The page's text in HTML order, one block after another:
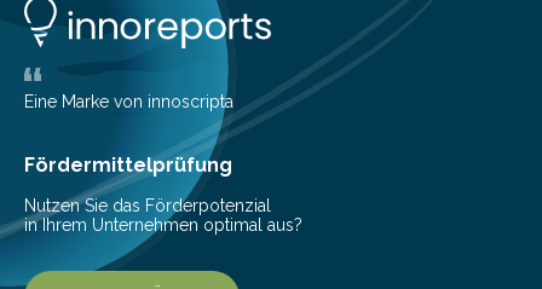
behandlungsbedürftiger Herzschwäche
(Herzinsuffizienz). Als chronische und fortschreitende
Herzerkrankung ist diese mit einer zunehmenden
Beeinträchtigung der Lebensqualität und besonders in
höherem Lebensalter mit vielen
Krankenhausaufenthalten verbunden. „Mit Hilfe digitaler
Technologien…
Eine Marke von innoscripta
Fördermittelprüfung
Nutzen Sie das Förderpotenzial
in Ihrem Unternehmen optimal aus?